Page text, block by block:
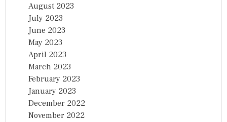
August 2023
July 2023
June 2023
May 2023
April 2023
March 2023
February 2023
January 2023
December 2022
November 2022